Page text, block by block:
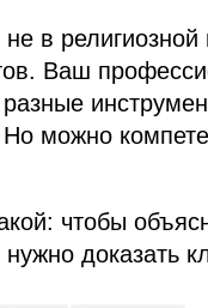
в религиозной
Ваш
можно
чтобы
доказать